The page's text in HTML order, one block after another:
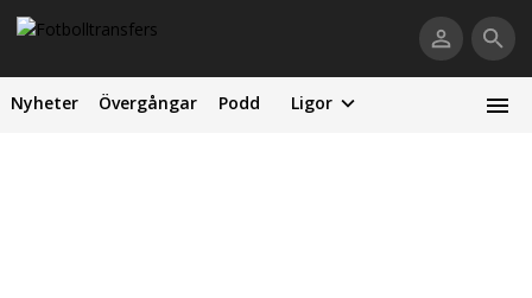
Nyheter Övergångar Podd Ligor